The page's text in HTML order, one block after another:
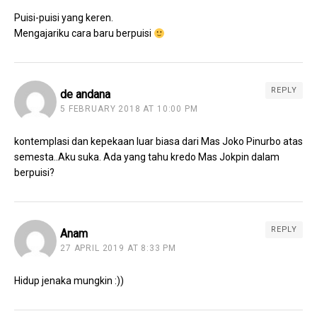
Puisi-puisi yang keren.
Mengajariku cara baru berpuisi
de andana
5 FEBRUARY 2018 AT 10:00 PM
REPLY
kontemplasi dan kepekaan luar biasa dari Mas Joko Pinurbo atas
semesta..Aku suka. Ada yang tahu kredo Mas Jokpin dalam
berpuisi?
Anam
27 APRIL 2019 AT 8:33 PM
REPLY
Hidup jenaka mungkin :))